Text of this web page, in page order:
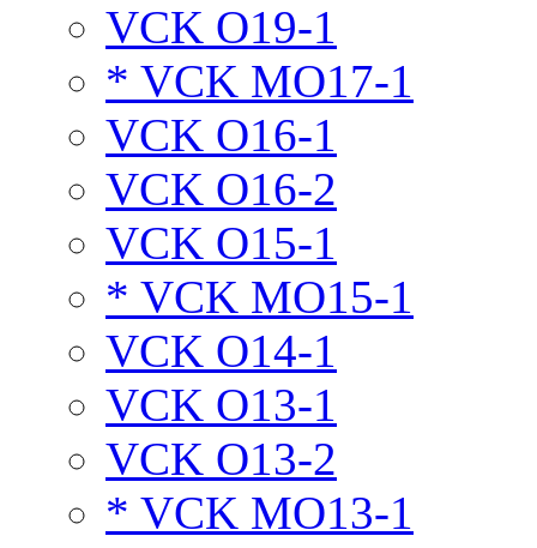
VCK O19-1
* VCK MO17-1
VCK O16-1
VCK O16-2
VCK O15-1
* VCK MO15-1
VCK O14-1
VCK O13-1
VCK O13-2
* VCK MO13-1